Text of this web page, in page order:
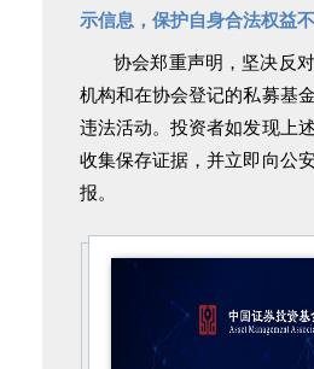
示信息，保护自身合法权益不
协会郑重声明，坚决反
机构和在协会登记的私募基
违法活动。投资者如发现上
收集保存证据，并立即向公
报。